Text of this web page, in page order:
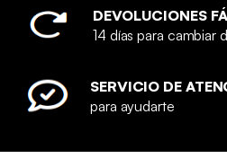
DEVOLUCIONES
14 días para cambiar
SERVICIO DE
para ayudarte